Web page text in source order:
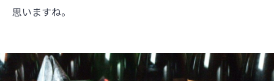
思いますね。